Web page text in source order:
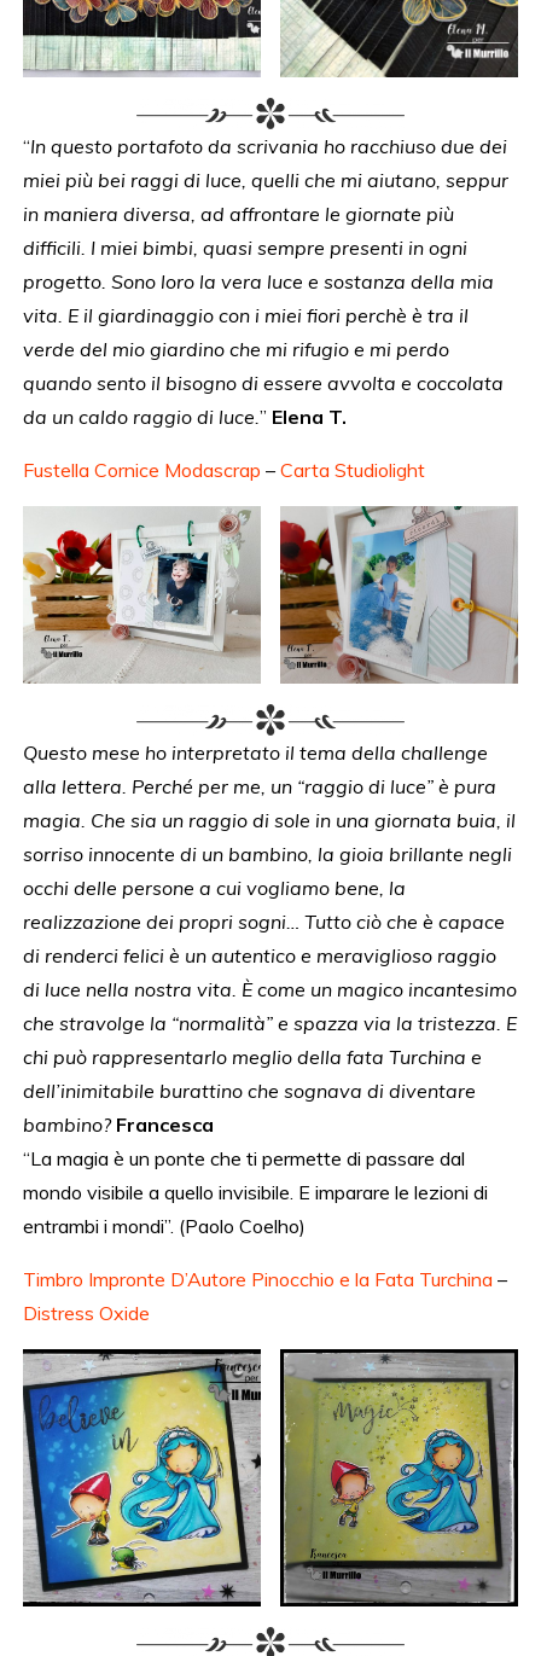
“In questo portafoto da scrivania ho racchiuso due dei
miei più bei raggi di luce, quelli che mi aiutano, seppur
in maniera diversa, ad affrontare le giornate più
difficili. I miei bimbi, quasi sempre presenti in ogni
progetto. Sono loro la vera luce e sostanza della mia
vita. E il giardinaggio con i miei fiori perchè è tra il
verde del mio giardino che mi rifugio e mi perdo
quando sento il bisogno di essere avvolta e coccolata
da un caldo raggio di luce.” Elena T.
Fustella Cornice Modascrap –Carta Studiolight
Questo mese ho interpretato il tema della challenge
alla lettera. Perché per me, un “raggio di luce” è pura
magia. Che sia un raggio di sole in una giornata buia, il
sorriso innocente di un bambino, la gioia brillante negli
occhi delle persone a cui vogliamo bene, la
realizzazione dei propri sogni… Tutto ciò che è capace
di renderci felici è un autentico e meraviglioso raggio
di luce nella nostra vita. È come un magico incantesimo
che stravolge la “normalità” e spazza via la tristezza. E
chi può rappresentarlo meglio della fata Turchina e
dell’inimitabile burattino che sognava di diventare
bambino? Francesca
“La magia è un ponte che ti permette di passare dal
mondo visibile a quello invisibile. E imparare le lezioni di
entrambi i mondi”. (Paolo Coelho)
Timbro Impronte D’Autore Pinocchio e la Fata Turchina –
Distress Oxide